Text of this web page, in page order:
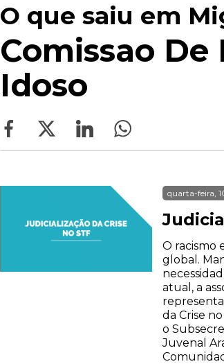
O que saiu em
Comissao De
Idoso
quarta-feira,
O racismo
global.
atual, a
da Crise
o
Juvenal